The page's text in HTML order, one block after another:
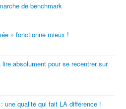
de benchmark
» fonctionne mieux !
absolument pour se recentrer sur
une qualité qui fait LA différence !